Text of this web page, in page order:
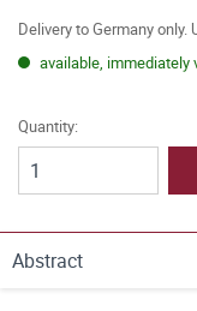
Delivery to Germany only.
available, immediately
Quantity:
Abstract